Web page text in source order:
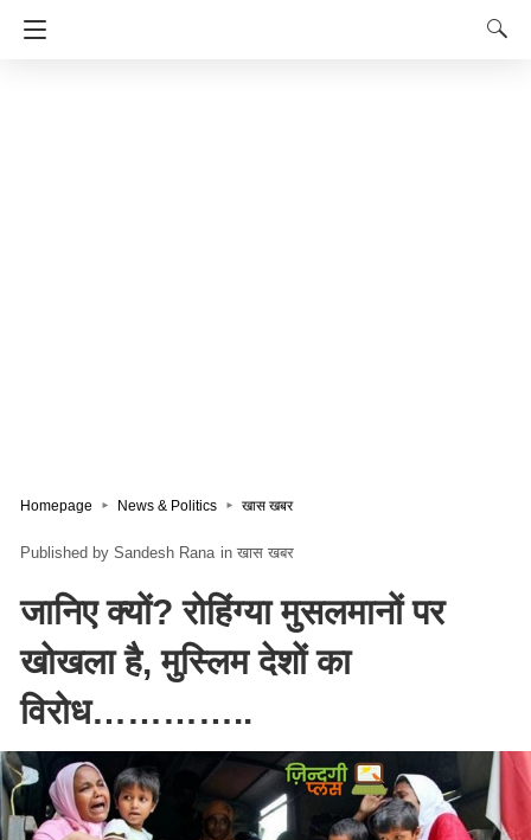
Homepage News & Politics खास खबर
Sandesh Rana in खास खबर
जानिए क्यों? रोहिंग्या मुसलमानों पर
खोखला है, मुस्लिम देशों का
विरोध…………..